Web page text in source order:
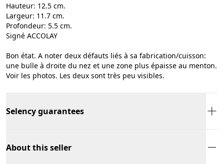
Hauteur: 12.5 cm.
Largeur: 11.7 cm.
Profondeur: 5.5 cm.
Signé ACCOLAY
Bon état. A noter deux défauts liés à sa fabrication/cuisson:
une bulle à droite du nez et une zone plus épaisse au menton.
Voir les photos. Les deux sont très peu visibles.
Selency guarantees
About this seller